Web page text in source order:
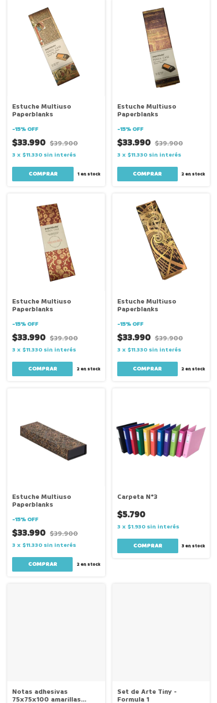
Estuche Multiuso
Paperblanks
-15%OFF
$33.990 $39.900
3 x $11.330 sin interés
1en stock
Estuche Multiuso
Paperblanks
-15%OFF
$33.990 $39.900
3 x $11.330 sin interés
2 en stock
Estuche Multiuso
Paperblanks
-15%OFF
$33.990 $39.900
3 x $11.330 sin interés
2en stock
Estuche Multiuso
Paperblanks
-15%OFF
$33.990 $39.900
3 x $11.330 sin interés
2 en stock
Estuche Multiuso
Paperblanks
-15%OFF
$33.990 $39.900
3 x $11.330 sin interés
2en stock
Carpeta N°3
$5.790
3 x $1.930 sin interés
3 en stock
Notas adhesivas
75x75x100 amarillas
Set de Arte Tiny -
Formula 1